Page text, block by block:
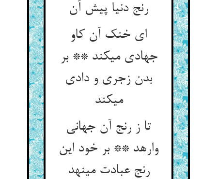
رنج دنیا پیش آن‏
ای خنک آن کاو
جهادی می‏کند ** بر
بدن زجری و دادی
می‏کند
تا ز رنج آن جهانی
وارهد ** بر خود این
رنج عبادت می‏نهد